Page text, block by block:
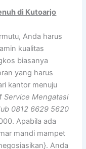
di Kutoarjo
Anda harus
kualitas
biasanya
yang harus
kantor menuju
Service Mengatasi
0812 6629 5620
Apabila ada
mandi mampet
Anda